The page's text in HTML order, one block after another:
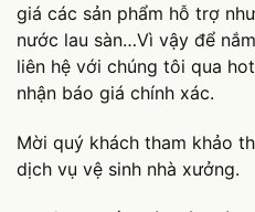
giá các sản phẩm hỗ trợ
nước lau sàn…Vì vậy để
liên hệ với chúng tôi qua
nhận báo giá chính xác.
Mời quý khách tham khảo
dịch vụ vệ sinh nhà xưởng.